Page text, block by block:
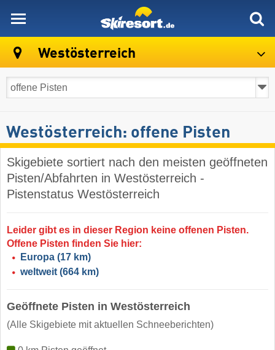
Westösterreich
Westösterreich: offene Pisten
Skigebiete sortiert nach den meisten geöffneten
Pisten/Abfahrten in Westösterreich -
Pistenstatus Westösterreich
Leider gibt es in dieser Region keine offenen Pisten.
Offene Pisten finden Sie hier:
Europa (17 km)
weltweit (664 km)
Geöffnete Pisten in Westösterreich
(Alle Skigebiete mit aktuellen Schneeberichten)